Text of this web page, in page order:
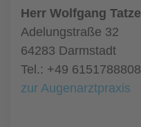
Herr Wolfgang Tatzel
Adelungstraße 32
64283 Darmstadt
Tel.: +49 6151788808
zur Augenarztpraxis